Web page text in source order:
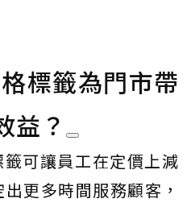
標籤為門市帶
益？
可讓員工在定價上減
更多時間服務顧客，